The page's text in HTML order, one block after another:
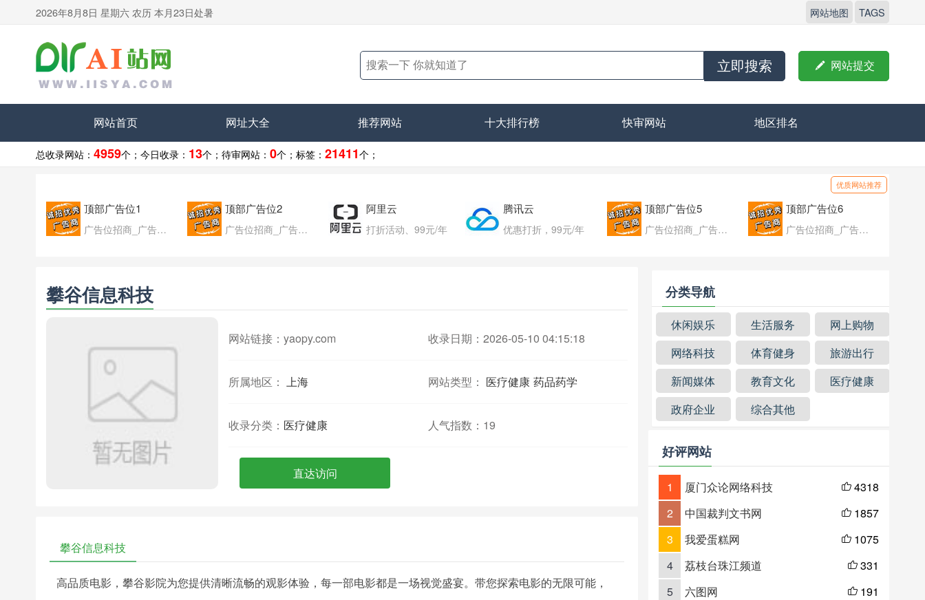
2026年8月8日 星期六 农历 本月23日处暑 网站地图 TAGS
立即搜索  网站提交
网站首页 网址大全 推荐网站 十大排行榜 快审网站 地区排名
总收录网站： 4959个； 今日收录： 13个； 待审网站： 0个； 标签： 21411个；
优质网站推荐
顶部广告位1
广告位招商_广告位待售
顶部广告位2
广告位招商_广告位待售
阿里云
打折活动、99元/年
腾讯云
优惠打折，99元/年
顶部广告位5
广告位招商_广告位待售
顶部广告位6
广告位招商_广告位待售
攀谷信息科技
网站链接： yaopy.com 收录日期：2026-05-10 04:15:18
所属地区： 上海 网站类型： 医疗健康 药品药学
收录分类： 医疗健康 人气指数： 19
直达访问
攀谷信息科技
高品质电影，攀谷影院为您提供清晰流畅的观影体验，每一部电影都是一场视觉盛宴。带您探索电影的无限可能，
分类导航
休闲娱乐 生活服务
网上购物
网络科技
体育健身
旅游出行
新闻媒体
教育文化
医疗健康
政府企业
综合其他
好评网站
1 厦门众论网络科技  4318
2
中国裁判文书网  1857
3
我爱蛋糕网  1075
4
荔枝台珠江频道  331
5
六图网  191